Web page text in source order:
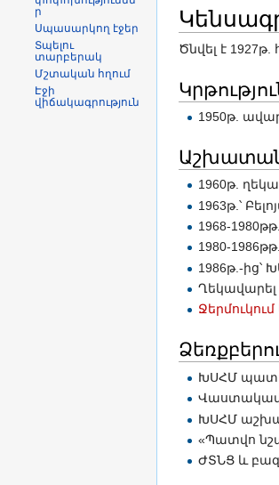
Ծնվել է
1950թ.
1960թ.
1963թ.՝
1968-
1980-
1986թ.-
Ջերմուկում
ԽՍՀՄ
ԽՍՀՄ
«Պատվո
ԺՏՆՑ և
ր
Սպասարկող էջեր
Տպելու
տարբերակ
Մշտական հղում
Էջի
վիճակագրություն